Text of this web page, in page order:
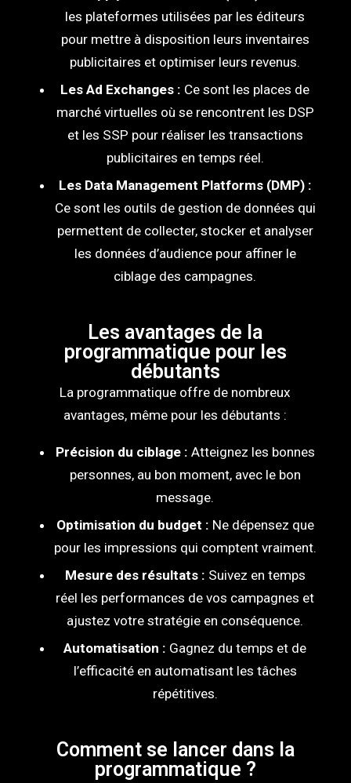
les plateformes utilisées par les éditeurs
pour mettre à disposition leurs inventaires
publicitaires et optimiser leurs revenus.
Les Ad Exchanges : Ce sont les places de
marché virtuelles où se rencontrent les DSP
et les SSP pour réaliser les transactions
publicitaires en temps réel.
Les Data Management Platforms (DMP) :
Ce sont les outils de gestion de données qui
permettent de collecter, stocker et analyser
les données d’audience pour affiner le
ciblage des campagnes.
Les avantages de la
programmatique pour les
débutants
La programmatique offre de nombreux
avantages, même pour les débutants :
Précision du ciblage : Atteignez les bonnes
personnes, au bon moment, avec le bon
message.
Optimisation du budget : Ne dépensez que
pour les impressions qui comptent vraiment.
Mesure des résultats : Suivez en temps
réel les performances de vos campagnes et
ajustez votre stratégie en conséquence.
Automatisation : Gagnez du temps et de
l’efficacité en automatisant les tâches
répétitives.
Comment se lancer dans la
programmatique ?